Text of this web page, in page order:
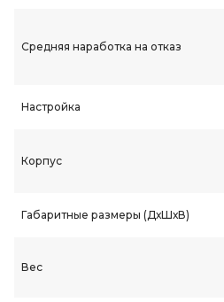
Средняя наработка на отказ
Настройка
Корпус
Габаритные размеры (ДхШхВ)
Вес